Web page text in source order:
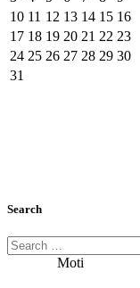
10 11 12 13 14 15 16
17 18 19 20 21 22 23
24 25 26 27 28 29 30
31
Search
Moti